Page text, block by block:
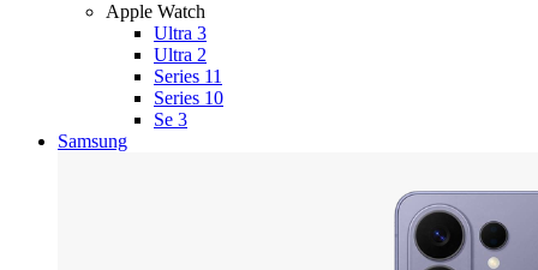
Apple Watch
Ultra 3
Ultra 2
Series 11
Series 10
Se 3
Samsung